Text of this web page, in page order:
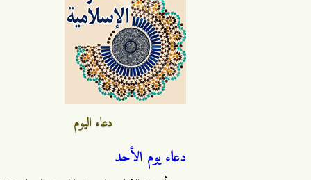
دعاء اليوم
دعاء يوم الأحد